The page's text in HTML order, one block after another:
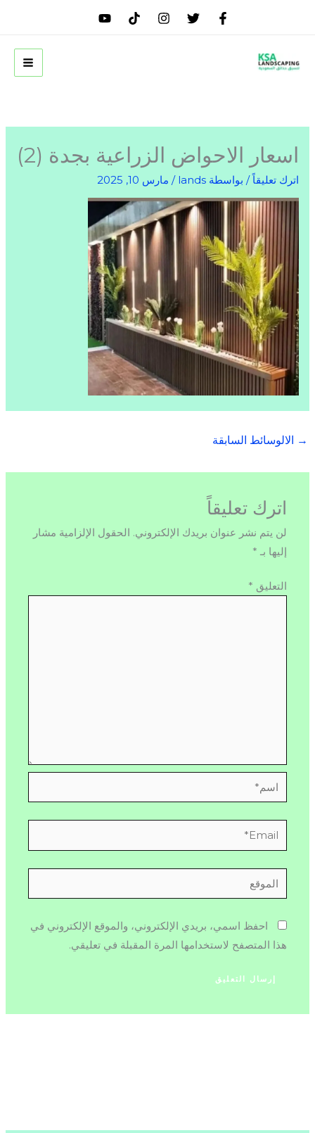
اسعار الاحواض الزراعية بجدة (2)
اترك تعليقاً / بواسطة lands
/ مارس 10, 2025
→ الالوسائط السابقة
اترك تعليقاً
لن يتم نشر عنوان بريدك الإلكتروني. الحقول الإلزامية مشار
إليها بـ *
التعليق *
اسم*
Email*
الموقع
احفظ اسمي، بريدي الإلكتروني، والموقع الإلكتروني في
هذا المتصفح لاستخدامها المرة المقبلة في تعليقي.